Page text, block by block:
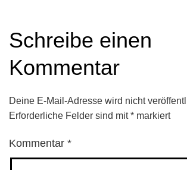
Schreibe einen
Kommentar
Deine E-Mail-Adresse wird nicht
Erforderliche Felder sind mit* markiert
Kommentar *